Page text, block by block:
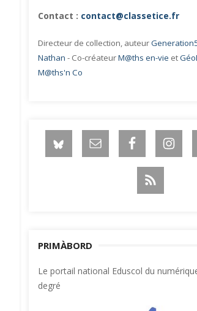
Contact : contact@classetice.fr
Directeur de collection, auteur
Nathan - Co-créateurM@ths en-vie et
M@ths'n Co
PRIMÀBORD
Le portail national Eduscol du
degré